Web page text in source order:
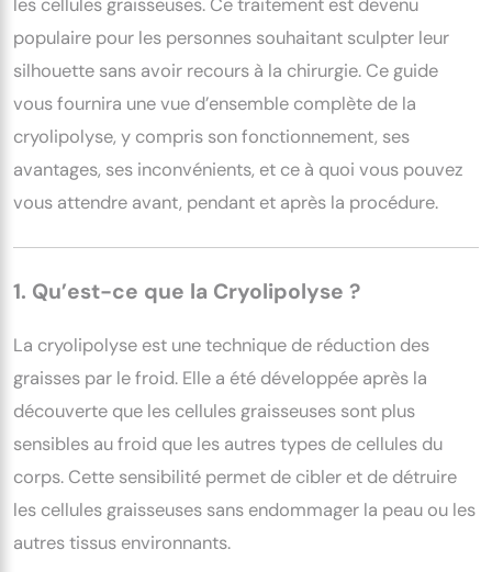
les cellules graisseuses. Ce traitement est devenu
populaire pour les personnes souhaitant sculpter leur
silhouette sans avoir recours à la chirurgie. Ce guide
vous fournira une vue d’ensemble complète de la
cryolipolyse, y compris son fonctionnement, ses
avantages, ses inconvénients, et ce à quoi vous pouvez
vous attendre avant, pendant et après la procédure.
1. Qu’est-ce que la Cryolipolyse ?
La cryolipolyse est une technique de réduction des
graisses par le froid. Elle a été développée après la
découverte que les cellules graisseuses sont plus
sensibles au froid que les autres types de cellules du
corps. Cette sensibilité permet de cibler et de détruire
les cellules graisseuses sans endommager la peau ou les
autres tissus environnants.